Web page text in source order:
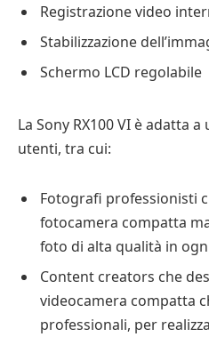
Registrazione video
Stabilizzazione
Schermo LCD regolabile
La Sony RX100 VI è adatta
utenti, tra cui:
Fotografi professionisti
fotocamera compatta
foto di alta qualità in
Content creators che
videocamera compatta
professionali, per